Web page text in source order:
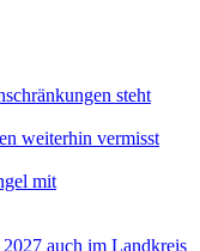
steht
weiterhin vermisst
mit
auch im Land­kreis